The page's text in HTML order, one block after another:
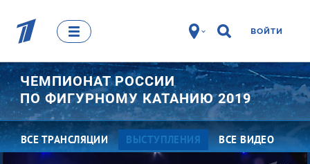
ВОЙТИ
ЧЕМПИОНАТ РОССИИ
ПО ФИГУРНОМУ КАТАНИЮ 2019
ВСЕ ТРАНСЛЯЦИИ ВЫСТУПЛЕНИЯ ВСЕ ВИДЕО